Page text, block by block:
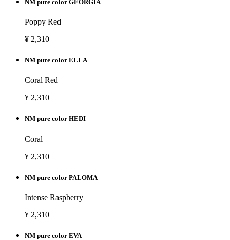
NM pure color GEORGIA
Poppy Red
¥ 2,310
NM pure color ELLA
Coral Red
¥ 2,310
NM pure color HEDI
Coral
¥ 2,310
NM pure color PALOMA
Intense Raspberry
¥ 2,310
NM pure color EVA